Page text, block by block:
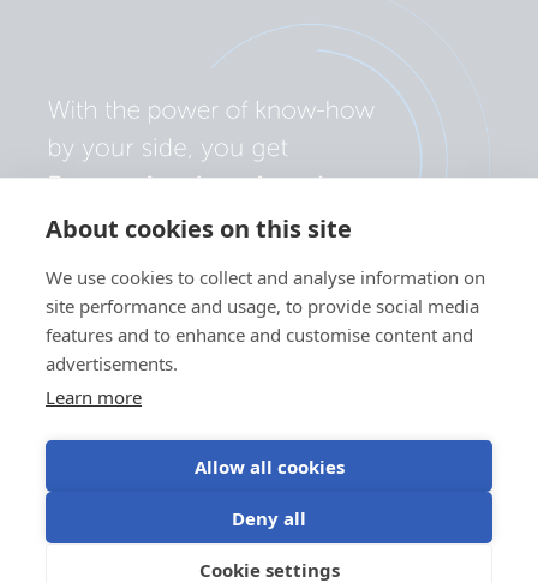
About cookies on this site
We use cookies to collect and analyse information on
site performance and usage, to provide social media
features and to enhance and customise content and
advertisements.
Learn more
Allow all cookies
Deny all
Cookie settings
Politica de confidențialitate
Utilizarea modulelor cookieTermeni de utilizare
©Victron Energy 2026